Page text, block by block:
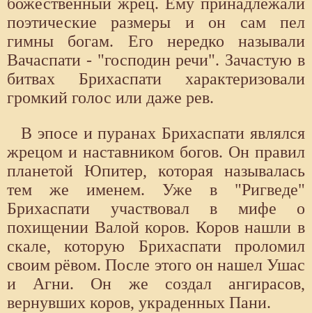
поэтические размеры и он сам пел
гимны богам. Его нередко называли
Вачаспати - "господин речи". Зачастую в
битвах Брихаспати характеризовали
громкий голос или даже рев.
В эпосе и пуранах Брихаспати являлся
жрецом и наставником богов. Он правил
планетой Юпитер, которая называлась
тем же именем. Уже в "Ригведе"
Брихаспати участвовал в мифе о
похищении Валой коров. Коров нашли в
скале, которую Брихаспати проломил
своим рёвом. После этого он нашел Ушас
и Агни. Он же создал ангирасов,
вернувших коров, украденных Пани.